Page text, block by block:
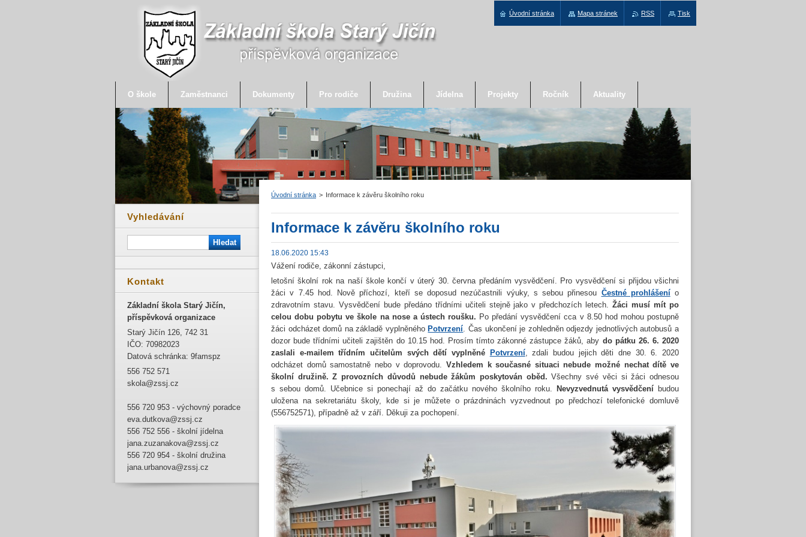
Úvodní stránka > Informace k závěru školního roku
Informace k závěru školního roku
18.06.2020 15:43
Vážení rodiče, zákonní zástupci,
letošní školní rok na naší škole končí v úterý 30. června předáním vysvědčení. Pro vysvědčení si přijdou všichni
žáci v 7.45 hod. Nově příchozí, kteří se doposud nezúčastnili výuky, s sebou přinesou Čestné prohlášenío
zdravotním stavu. Vysvědčení bude předáno třídními učiteli stejně jako v předchozích letech.Žáci musí mít po
celou dobu pobytu ve škole na nose a ústech roušku. Po předání vysvědčení cca v 8.50 hod mohou postupně
žáci odcházet domů na základě vyplněného Potvrzení. Čas ukončení je zohledněn odjezdy jednotlivých autobusů a
dozor bude třídními učiteli zajištěn do 10.15 hod. Prosím tímto zákonné zástupce žáků, aby do pátku 26. 6. 2020
zaslali e-mailem třídním učitelům svých dětí vyplněné
Potvrzení, zdali budou jejich děti dne 30. 6. 2020
odcházet domů samostatně nebo v doprovodu. Vzhledem k současné situaci nebude možné nechat dítě ve
školní družině. Z provozních důvodů nebude žákům poskytován oběd. Všechny své věci si žáci odnesou
s sebou domů. Učebnice si ponechají až do začátku nového školního roku. Nevyzvednutá vysvědčení budou
uložena na sekretariátu školy, kde si je můžete o prázdninách vyzvednout po předchozí telefonické domluvě
(556752571), případně až v září. Děkuji za pochopení.
Vyhledávání
Kontakt
Základní škola Starý Jičín,
příspěvková organizace
Starý Jičín 126, 742 31
IČO: 70982023
Datová schránka: 9famspz
556 752 571
skola@zssj.cz
556 720 953 - výchovný poradce
eva.dutkova@zssj.cz
556 752 556 - školní jídelna
jana.zuzanakova@zssj.cz
556 720 954 - školní družina
jana.urbanova@zssj.cz
O škole Zaměstnanci Dokumenty Pro rodiče Družina Jídelna Projekty Ročník Aktuality
Úvodní stránka Mapa stránek RSS Tisk